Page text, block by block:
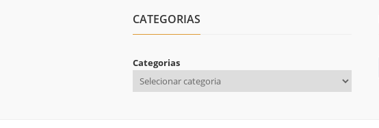
CATEGORIAS
Categorias